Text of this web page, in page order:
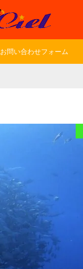
お問い合わせフォーム